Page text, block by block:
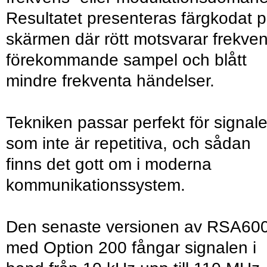
Resultatet presenteras färgkodat
skärmen där rött motsvarar
förekommande sampel och blått
mindre frekventa händelser.
Tekniken passar perfekt för
som inte är repetitiva, och sådan
finns det gott om i moderna
kommunikationssystem.
Den senaste versionen av
med Option 200 fångar signalen i